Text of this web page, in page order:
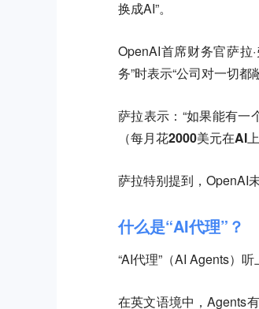
换成AI”。
OpenAI首席财务官萨拉
务”时表示“公司对一切都
萨拉表示：“如果能有一
（每月花2000美元在AI
萨拉特别提到，OpenAI
什么是“AI代理”？
“AI代理”（AI Agents）
在英文语境中，Agents